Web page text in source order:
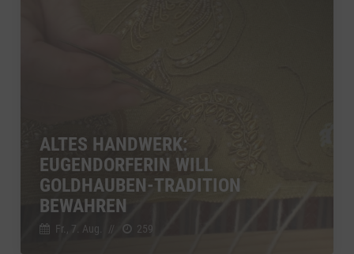
ALTES HANDWERK:
EUGENDORFERIN WILL
GOLDHAUBEN-TRADITION
BEWAHREN
Fr., 7. Aug. // 259